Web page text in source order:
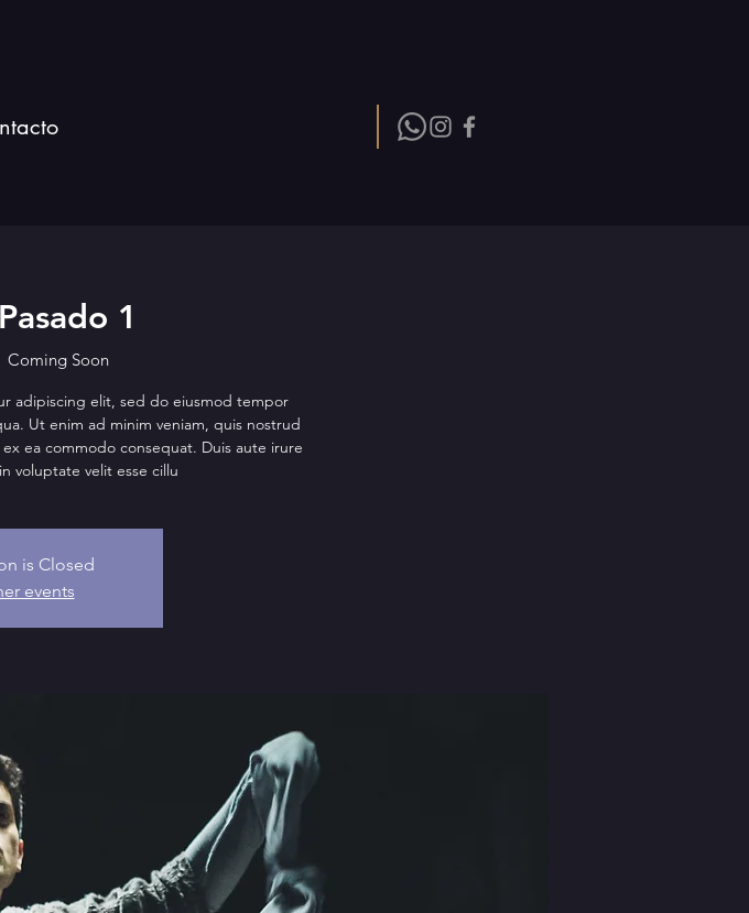
1
Coming Soon
adipiscing elit, sed do eiusmod tempor
Ut enim ad minim veniam, quis nostrud
ea commodo consequat. Duis aute irure
voluptate velit esse cillu
is Closed
events